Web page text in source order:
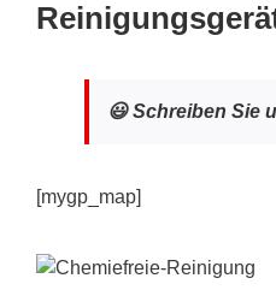
😃 Schreiben Sie
[mygp_map]